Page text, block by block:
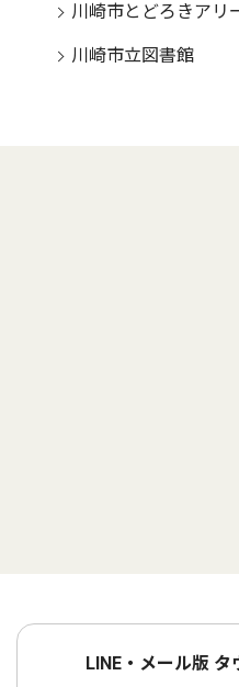
川崎市とどろきアリ
川崎市立図書館
LINE・メール版